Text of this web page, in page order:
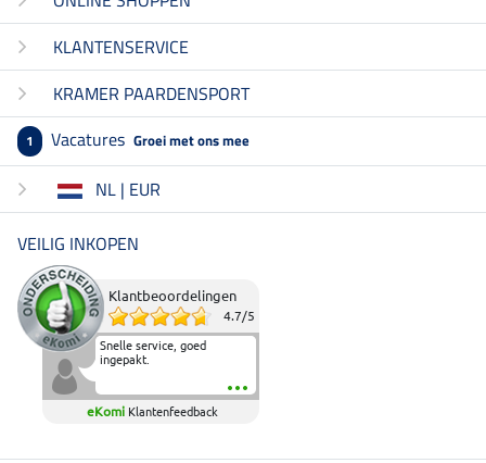
KLANTENSERVICE
KRAMER PAARDENSPORT
1 Vacatures Groei met ons mee
NL | EUR
VEILIG INKOPEN
Klantbeoordelingen
4.7/5
Snelle service, goed
ingepakt.
eKomi Klantenfeedback